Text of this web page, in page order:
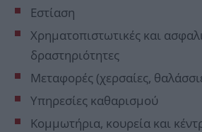
Εστίαση
Χρηματοπιστωτικές και
δραστηριότητες
Μεταφορές (χερσαίες,
Υπηρεσίες καθαρισμού
Κομμωτήρια, κουρεία και